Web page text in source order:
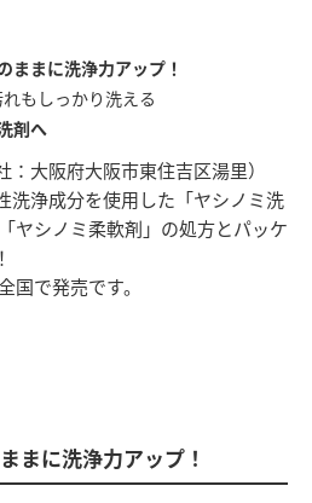
ままに洗浄力アップ！
もしっかり洗える
剤へ
：大阪府大阪市東住吉区湯里）
洗浄成分を使用した「ヤシノミ洗
ヤシノミ柔軟剤」の処方とパッケ
国で発売です。
まに洗浄力アップ！